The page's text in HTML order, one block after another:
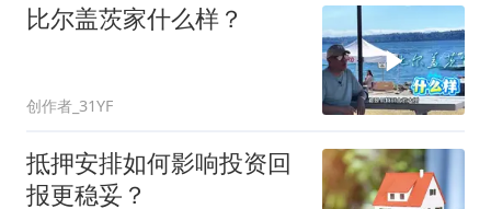
比尔盖茨家什么样？
创作者_31YF
抵押安排如何影响投资回
报更稳妥？